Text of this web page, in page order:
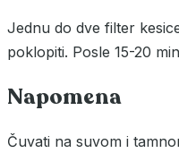
Jednu do dve filter
poklopiti. Posle 15-20
Napomena
Čuvati na suvom i